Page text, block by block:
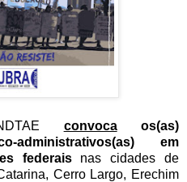
convocaos(as)
administrativos(as) em
federaisnas cidades de
Cerro Largo, Erechim